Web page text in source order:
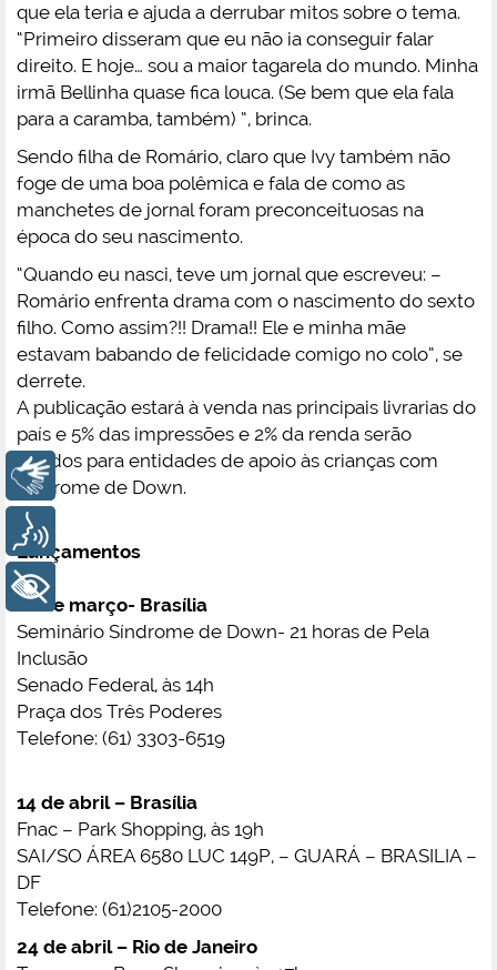
que ela teria e ajuda a derrubar mitos sobre o tema.
“Primeiro disseram que eu não ia conseguir falar
direito. E hoje… sou a maior tagarela do mundo. Minha
irmã Bellinha quase fica louca. (Se bem que ela fala
para a caramba, também) ”, brinca.
Sendo filha de Romário, claro que Ivy também não
foge de uma boa polêmica e fala de como as
manchetes de jornal foram preconceituosas na
época do seu nascimento.
“Quando eu nasci, teve um jornal que escreveu: –
Romário enfrenta drama com o nascimento do sexto
filho. Como assim?!! Drama!! Ele e minha mãe
estavam babando de felicidade comigo no colo”, se
derrete.
A publicação estará à venda nas principais livrarias do
país e 5% das impressões e 2% da renda serão
doados para entidades de apoio às crianças com
síndrome de Down.
Lançamentos
21 de março- Brasília
Seminário Síndrome de Down- 21 horas de Pela
Inclusão
Senado Federal, às 14h
Praça dos Três Poderes
Telefone: (61) 3303-6519
14 de abril – Brasília
Fnac – Park Shopping, às 19h
SAI/SO ÁREA 6580 LUC 149P, – GUARÁ – BRASILIA –
DF
Telefone: (61)2105-2000
24 de abril – Rio de Janeiro
Libras